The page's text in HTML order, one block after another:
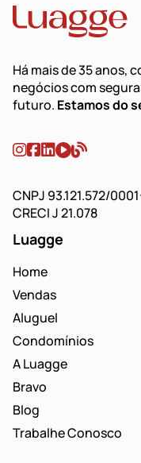
Há mais de 35 anos,
negócios com
futuro. Estamos do
CNPJ 93.121.572/
CRECI J 21.078
Luagge
Home
Vendas
Aluguel
Condomínios
A Luagge
Bravo
Blog
Trabalhe Conosco